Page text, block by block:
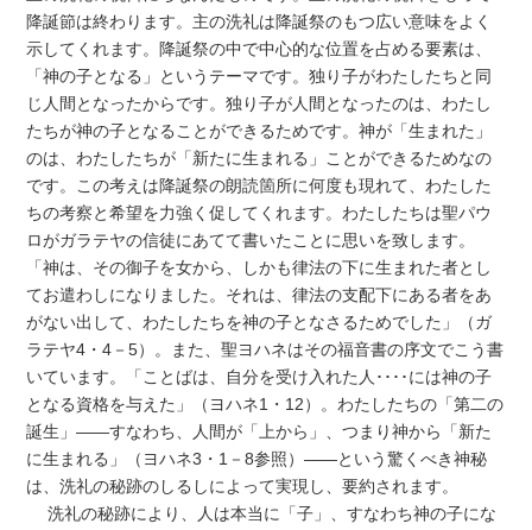
降誕節は終わります。主の洗礼は降誕祭のもつ広い意味をよく
示してくれます。降誕祭の中で中心的な位置を占める要素は、
「神の子となる」というテーマです。独り子がわたしたちと同
じ人間となったからです。独り子が人間となったのは、わたし
たちが神の子となることができるためです。神が「生まれた」
のは、わたしたちが「新たに生まれる」ことができるためなの
です。この考えは降誕祭の朗読箇所に何度も現れて、わたした
ちの考察と希望を力強く促してくれます。わたしたちは聖パウ
ロがガラテヤの信徒にあてて書いたことに思いを致します。
「神は、その御子を女から、しかも律法の下に生まれた者とし
てお遣わしになりました。それは、律法の支配下にある者をあ
がない出して、わたしたちを神の子となさるためでした」（ガ
ラテヤ4・4－5）。また、聖ヨハネはその福音書の序文でこう書
いています。「ことばは、自分を受け入れた人････には神の子
となる資格を与えた」（ヨハネ1・12）。わたしたちの「第二の
誕生」――すなわち、人間が「上から」、つまり神から「新た
に生まれる」（ヨハネ3・1－8参照）――という驚くべき神秘
は、洗礼の秘跡のしるしによって実現し、要約されます。
洗礼の秘跡により、人は本当に「子」、すなわち神の子にな